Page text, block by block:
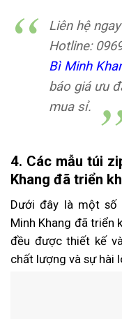
Liên hệ
Hotline:
Bì Minh
báo giá ưu
mua sỉ.
4. Các mẫu túi
Khang đã triển
Dưới đây là một số
Minh Khang đã triển
đều được thiết kế
chất lượng và sự hài